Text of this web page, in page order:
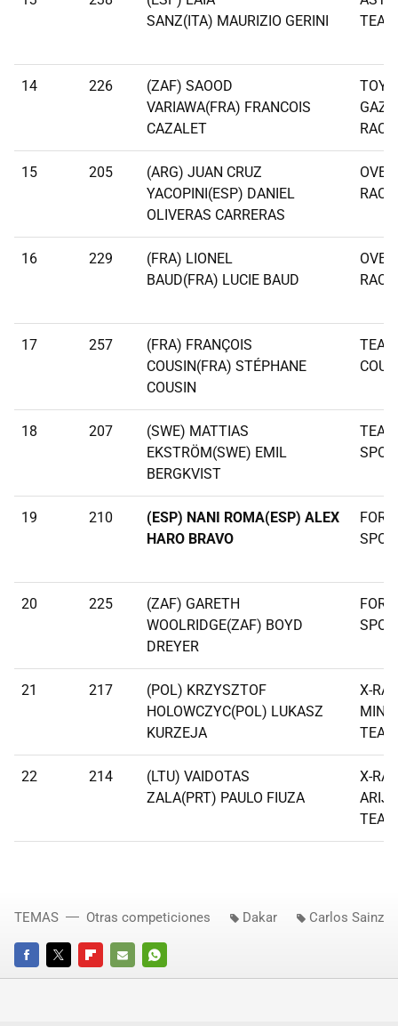
SANZ(ITA) MAURIZIO GERINI
TEAM
14 226
(ZAF) SAOOD
VARIAWA(FRA) FRANCOIS
CAZALET
15 205
(ARG) JUAN CRUZ
YACOPINI(ESP) DANIEL
OLIVERAS CARRERAS
16 229
(FRA) LIONEL
BAUD(FRA) LUCIE BAUD
17 257
(FRA) FRANÇOIS
COUSIN(FRA) STÉPHANE
COUSIN
TEAM
18 207
(SWE) MATTIAS
EKSTRÖM(SWE) EMIL
BERGKVIST
19 210
(ESP) NANI ROMA(ESP) ALEX
HARO BRAVO
20 225
(ZAF) GARETH
WOOLRIDGE(ZAF) BOYD
DREYER
21 217
(POL) KRZYSZTOF
HOLOWCZYC(POL) LUKASZ
KURZEJA
X-
MINI
TEAM
22 214
(LTU) VAIDOTAS
ZALA(PRT) PAULO FIUZA
X-
TEAM
FACEBOOKTWITTERFLIPBOARD
E-
WHATSAPP
TEMAS Otras competiciones Dakar Carlos Sainz